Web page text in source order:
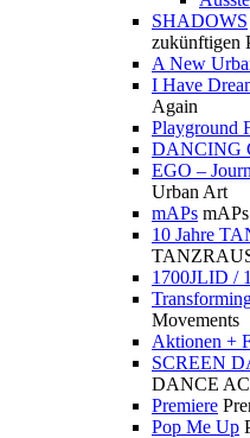
SHADOWS
zukünftigen
A New
I Have
Again
Playground
DANCING
EGO –
Urban Art
mAPs
10 Jahre
1700JLID /
Movements
Aktionen +
SCREEN
DANCE
Premiere
Pop Me Up